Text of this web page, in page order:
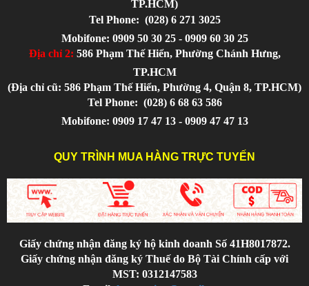
TP.HCM)
Tel Phone: (028) 6 271 3025
Mobifone: 0909 50 30 25 - 0909 60 30 25
Địa chỉ 2: 586 Phạm Thế Hiển, Phường Chánh Hưng,
TP.HCM
(Địa chỉ cũ: 586 Phạm Thế Hiển, Phường 4, Quận 8, TP.HCM)
Tel Phone: (028) 6 68 63 586
Mobifone: 0909 17 47 13 - 0909 47 47 13
QUY TRÌNH MUA HÀNG TRỰC TUYẾN
Giấy chứng nhận đăng ký hộ kinh doanh Số 41H8017872.
Giấy chứng nhận đăng ký Thuế do Bộ Tài Chính cấp với
MST: 0312147583